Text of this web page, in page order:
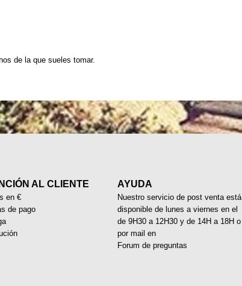
de la que sueles tomar.
AL CLIENTE
en €
de pago
AYUDA
Nuestro servicio de post venta está
disponible de lunes a viernes en el
de 9H30 a 12H30 y de 14H a 18H o
por mail en
Forum de preguntas